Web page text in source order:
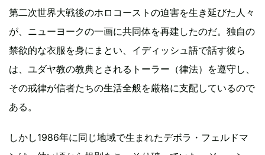
第二次世界大戦後のホロコーストの迫害を生き延びた人々
が、ニューヨークの一画に共同体を再建したのだ。独自の
禁欲的な衣服を身にまとい、イディッシュ語で話す彼ら
は、ユダヤ教の教典とされるトーラー（律法）を遵守し、
その戒律が信者たちの生活全般を厳格に支配しているので
ある。
しかし1986年に同じ地域で生まれたデボラ・フェルドマ